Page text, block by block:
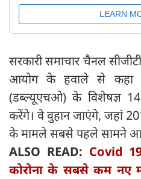
सरकारी समाचार चैनल
आयोग के हवाले से कहा
(डब्ल्यूएचओ) के विशेषज्ञ
करेंगे। वे वुहान जाएंगे, जहां
के मामले सबसे पहले सामने
ALSO READ: Covid
कोरोना के सबसे कम नए